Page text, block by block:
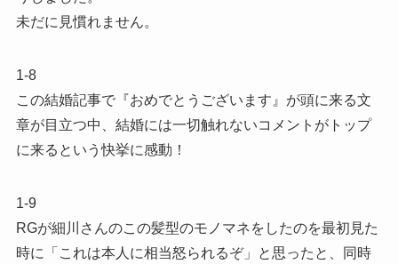
未だに見慣れません。
1-8
この結婚記事で『おめでとうございます』が頭に来る文
章が目立つ中、結婚には一切触れないコメントがトップ
に来るという快挙に感動！
1-9
RGが細川さんのこの髪型のモノマネをしたのを最初見た
時に「これは本人に相当怒られるぞ」と思ったと、同時